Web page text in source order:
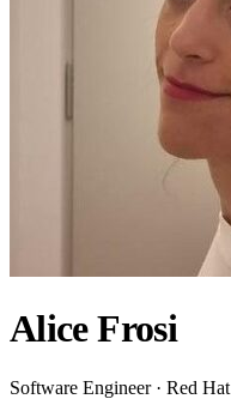
Alice Frosi
Software Engineer · Red Hat